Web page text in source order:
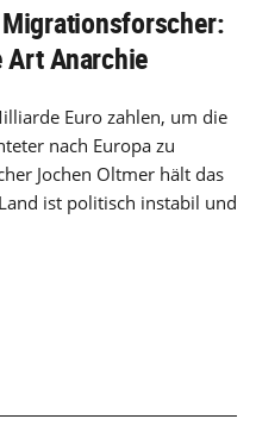
Anarchie
Euro zahlen, um die
nach Europa zu
Jochen Oltmer hält das
ist politisch instabil und